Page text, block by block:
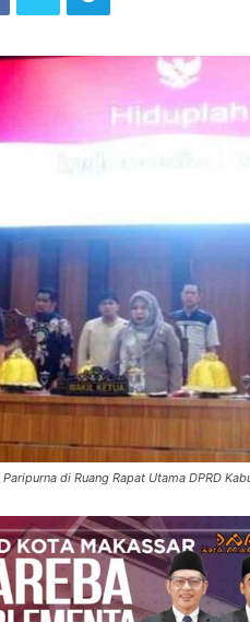
di Ruang Rapat Utama DPRD